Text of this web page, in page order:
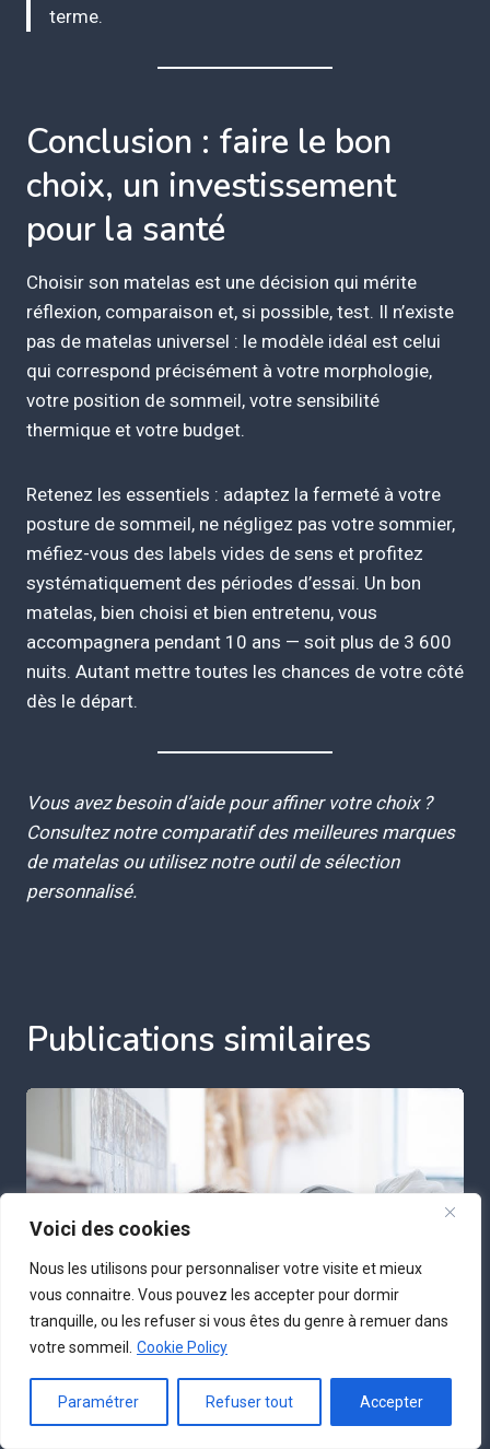
Voici des cookies
Nous les utilisons pour personnaliser votre visite et mieux
vous connaitre. Vous pouvez les accepter pour dormir
tranquille, ou les refuser si vous êtes du genre à remuer dans
votre sommeil.
Cookie Policy
Paramétrer Refuser tout Accepter
terme.
Conclusion : faire le bon
choix, un investissement
pour la santé
Choisir son matelas est une décision qui mérite
réflexion, comparaison et, si possible, test. Il n’existe
pas de matelas universel : le modèle idéal est celui
qui correspond précisément à votre morphologie,
votre position de sommeil, votre sensibilité
thermique et votre budget.
Retenez les essentiels : adaptez la fermeté à votre
posture de sommeil, ne négligez pas votre sommier,
méfiez-vous des labels vides de sens et profitez
systématiquement des périodes d’essai. Un bon
matelas, bien choisi et bien entretenu, vous
accompagnera pendant 10 ans — soit plus de 3 600
nuits. Autant mettre toutes les chances de votre côté
dès le départ.
Vous avez besoin d’aide pour affiner votre choix ?
Consultez notre comparatif des meilleures marques
de matelas ou utilisez notre outil de sélection
personnalisé.
Publications similaires
Tester un matelas avant d’acheter :